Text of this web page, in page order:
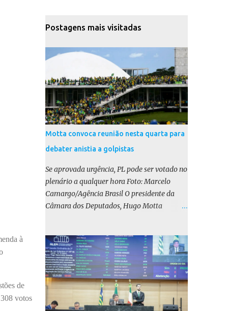
à
de
votos
Postagens mais visitadas
Motta convoca reunião nesta quarta para
debater anistia a golpistas
Se aprovada urgência, PL pode ser votado no
plenário a qualquer hora Foto: Marcelo
Camargo/Agência Brasil O presidente da
Câmara dos Deputados, Hugo Motta
líderes para discutir a votação da urgência
para o projeto de lei (PL) que prevê a anistia
aos condenados por tentativa de golpe de
Estado. Motta disse, em uma rede social, que
a reunião vai “deliberar sobre a urgência dos
projetos que tratam do acontecido em 8 de